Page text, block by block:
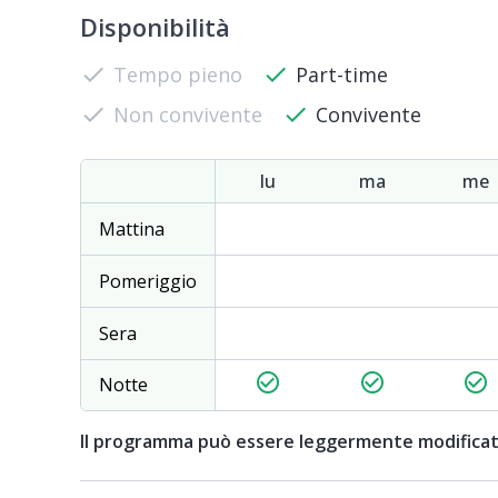
Disponibilità
check Tempo pieno check Part-time
check Non convivente check Convivente
lu ma me
Mattina
Pomeriggio
Sera
Notte check_circle_outline check_circle_outline check_circle_outline
Il programma può essere leggermente